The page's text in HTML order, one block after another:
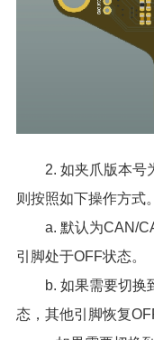
2. 如夹爪版本号
则按照如下操作方式。
a. 默认为CAN/
引脚处于OFF状态。
b. 如果需要切换
态，其他引脚恢复